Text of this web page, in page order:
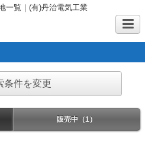
一覧｜(有)丹治電気工業
条件を変更
販売中（1）